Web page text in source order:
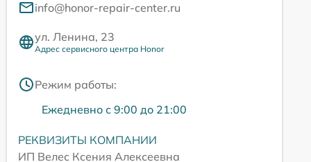
info@honor-repair-center.ru
ул. Ленина, 23
Адрес сервисного центра Honor
Режим работы:
Ежедневно с 9:00 до 21:00
РЕКВИЗИТЫ КОМПАНИИ
ИП Велес Ксения Алексеевна